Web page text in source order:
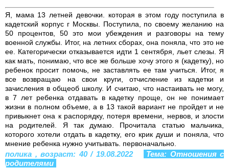
Я, мама 13 летней девочки. которая в этом году поступила в
кадетский корпус г Москвы. Поступила, по своему желанию на
50 процентов, 50 это мои убеждения и разговоры на тему
военной службы. Итог, на летних сборах, она поняла, что это не
ее. Категорически отказывается идти 1 сентября, льет слезы. Я
как мать, понимаю, что все же больше хочу этого я (кадетку), но
ребенок просит помочь, не заставлять ее там учиться. Итог, я
все возвращаю на свои круги, отчисление из кадетки и
зачисления в общеоб школу. И считаю, что настаивать не могу,
в 7 лет ребенка отдавать в кадетку проще, он не понимает
жизни в полном объеме, а в 13 такой вариант не пройдет и не
привыкнет она к распорядку, потеря времени, нервов, и злости
на родителей. Я так думаю. Прочитала статью мальчика,
которого хотели отдать в кадетку, его крик души и поняла, что
мнение ребенка нужно учитывать. первоначально.
полика , возраст: 40 / 19.08.2022
Тема: Отношения с
родителями